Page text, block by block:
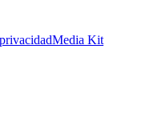
Media Kit